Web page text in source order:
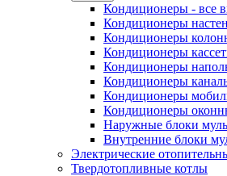
Кондиционеры - все
Кондиционеры
Кондиционеры
Кондиционеры
Кондиционеры
Кондиционеры
Кондиционеры
Кондиционеры
Наружные блоки
Внутренние блоки
Электрические
Твердотопливные котлы